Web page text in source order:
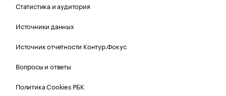
Статистика и аудитория
Источники данных
Источник отчетности Контур.Фокус
Вопросы и ответы
Политика Cookies РБК